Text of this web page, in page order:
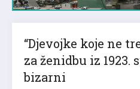
“Djevojke koje ne
za ženidbu iz 1923.
bizarni